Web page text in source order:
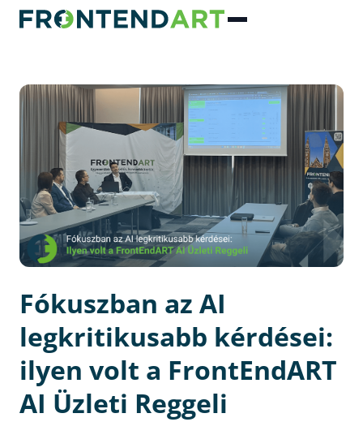
Fókuszban az AI
legkritikusabb kérdései:
ilyen volt a FrontEndART
AI Üzleti Reggeli